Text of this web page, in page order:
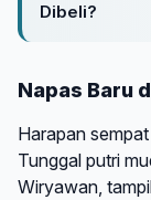
Dibeli?
Napas Baru
Harapan
Tunggal putri
Wiryawan,